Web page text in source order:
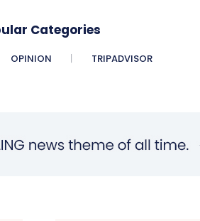
Categories
OPINION TRIPADVISOR